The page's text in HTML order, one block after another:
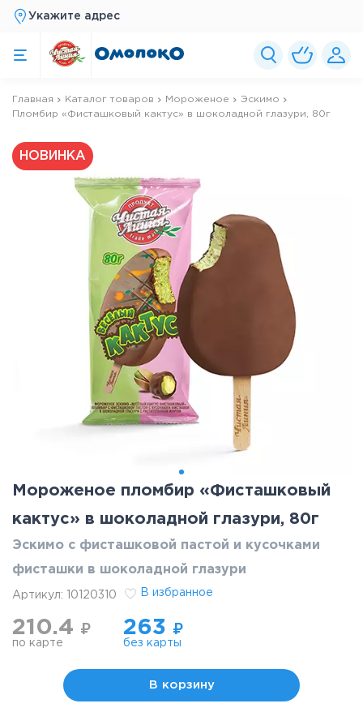
Укажите адрес
Главная Каталог товаров Мороженое
Эскимо
Пломбир «Фисташковый кактус» в шоколадной глазури, 80г
НОВИНКА
Мороженое пломбир «Фисташковый
кактус» в шоколадной глазури, 80г
Эскимо с фисташковой пастой и кусочками
фисташки в шоколадной глазури
Артикул: 10120310 В избранное
210.4 ₽
по карте
263 ₽
без карты
В корзину